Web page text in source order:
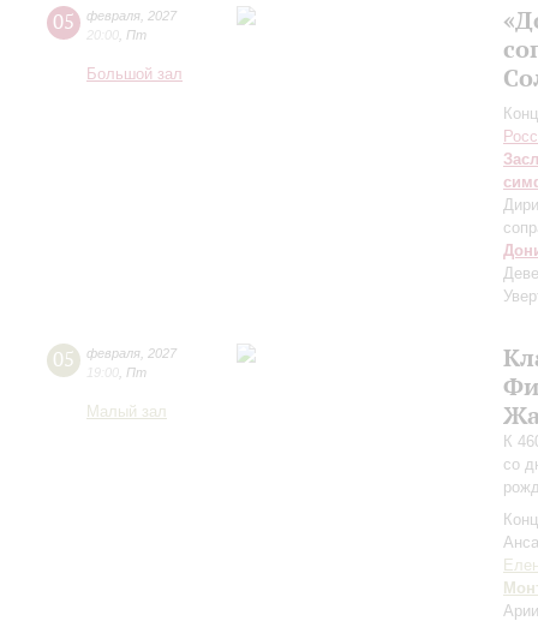
05 февраля 2027
20:00 Пт
Большой зал
05 февраля 2027
19:00 Пт
Малый зал
К
со